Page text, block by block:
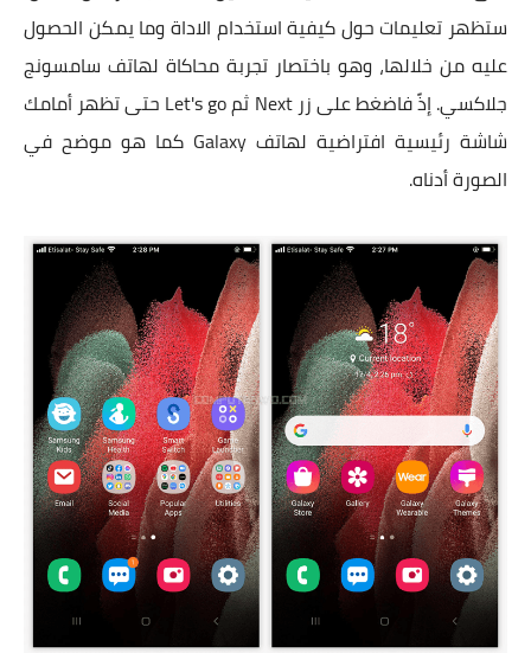
ستظهر تعليمات حول كيفية استخدام الاداة وما يمكن الحصول
عليه من خلالها، وهو باختصار تجربة محاكاة لهاتف سامسونج
جلاكسي. إذً فاضغط على زر Next ثم Let's go حتى تظهر أمامك
شاشة رئيسية افتراضية لهاتف Galaxy كما هو موضح في
الصورة أدناه.